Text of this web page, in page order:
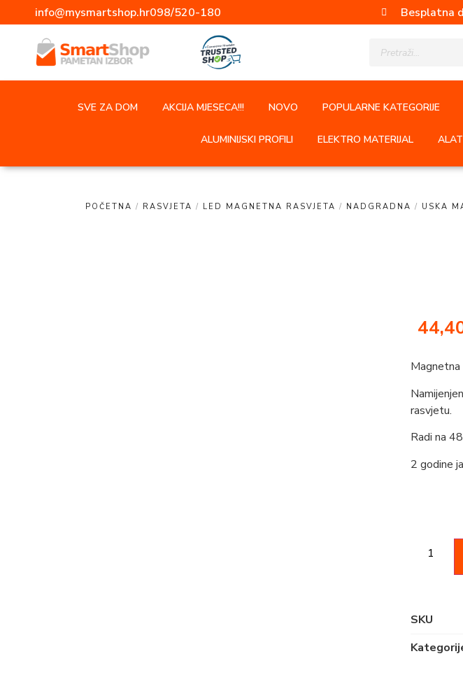
info@mysmartshop.hr098/520-180 Besplatna
SVE ZA DOM AKCIJA MJESECA!!! NOVO POPULARNE KATEGORIJE
ALUMINIJSKI PROFILI ELEKTRO MATERIJAL ALAT
POČETNA / RASVJETA / LED MAGNETNA RASVJETA / NADGRADNA / USKA
Magnetna
rasvjetu.
Radi na
2 godine
SKU